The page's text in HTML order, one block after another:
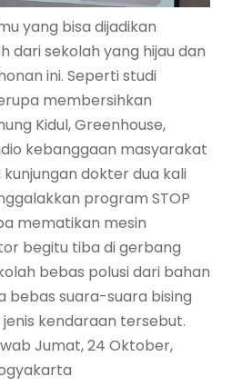
yang bisa dijadikan
dari sekolah yang hijau dan
ini. Seperti studi
membersihkan
Kidul, Greenhouse,
kebanggaan masyarakat
kunjungan dokter dua kali
program STOP
mematikan mesin
begitu tiba di gerbang
bebas polusi dari bahan
bebas suara-suara bising
kendaraan tersebut.
Jumat, 24 Oktober,